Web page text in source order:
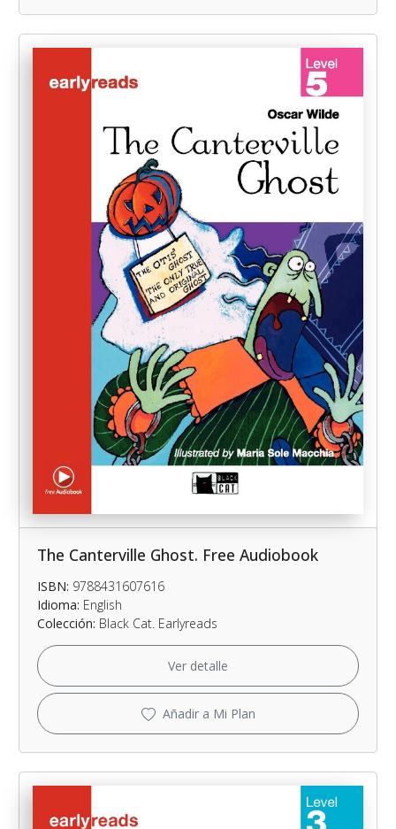
The Canterville Ghost. Free Audiobook
ISBN: 9788431607616
Idioma: English
Colección: Black Cat. Earlyreads
Ver detalle
Añadir a Mi Plan